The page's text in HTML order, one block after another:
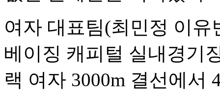
여자 대표팀(최민정 이
베이징 캐피털 실내경기
랙 여자 3000m 결선에서